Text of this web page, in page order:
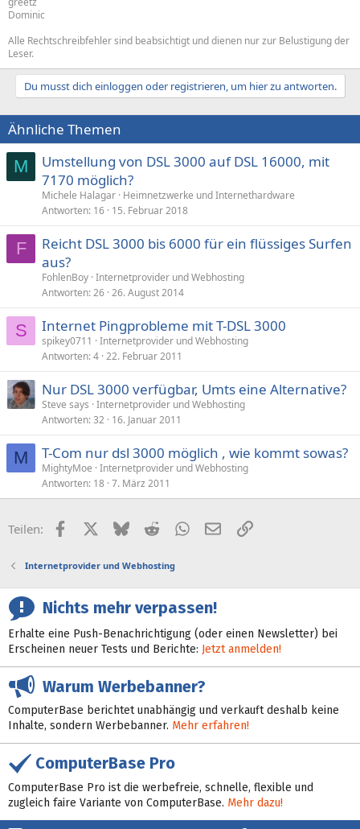
Dominic
Alle Rechtschreibfehler sind beabsichtigt und dienen nur zur Belustigung der
Leser.
Du musst dich einloggen oder registrieren, um hier zu antworten.
Ähnliche Themen
M
Umstellung von DSL 3000 auf DSL 16000, mit
7170 möglich?
Michele Halagar Heimnetzwerke und Internethardware
Antworten 16 15. Februar 2018
F
Reicht DSL 3000 bis 6000 für ein flüssiges Surfen
aus?
FohlenBoy Internetprovider und Webhosting
Antworten 26 26. August 2014
S Internet Pingprobleme mit T-DSL 3000
spikey0711
Internetprovider und Webhosting
Antworten 4 22. Februar 2011
Nur DSL 3000 verfügbar, Umts eine Alternative?
Steve says Internetprovider und Webhosting
Antworten 32 16. Januar 2011
M T-Com nur dsl 3000 möglich , wie kommt sowas?
MightyMoe Internetprovider und Webhosting
Antworten 18 7. März 2011
Teilen: FacebookX (Twitter)
BlueskyRedditWhatsApp
E-MailLink
Internetprovider und Webhosting
Nichts mehr verpassen!
Erhalte eine Push-Benachrichtigung (oder einen Newsletter) bei
Erscheinen neuer Tests und Berichte: Jetzt anmelden!
Warum Werbebanner?
ComputerBase berichtet unabhängig und verkauft deshalb keine
Inhalte, sondern Werbebanner. Mehr erfahren!
ComputerBase Pro
ComputerBase Pro ist die werbefreie, schnelle, flexible und
zugleich faire Variante von ComputerBase. Mehr dazu!